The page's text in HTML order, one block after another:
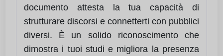
documento attesta la tua capacità di
strutturare discorsi e connetterti con pubblici
diversi. È un solido riconoscimento che
dimostra i tuoi studi e migliora la presenza